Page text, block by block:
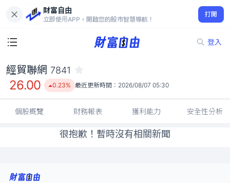
財富自由
立即使用APP，開啟您的股市智慧導航！
打開
登入
26.00
0.23%
經貿聯網 7841
26.00 0.23% 最近更新時間： 2026/08/07 05:30
個股概覽 財務報表 獲利能力 安全性分析
很抱歉！暫時沒有相關新聞